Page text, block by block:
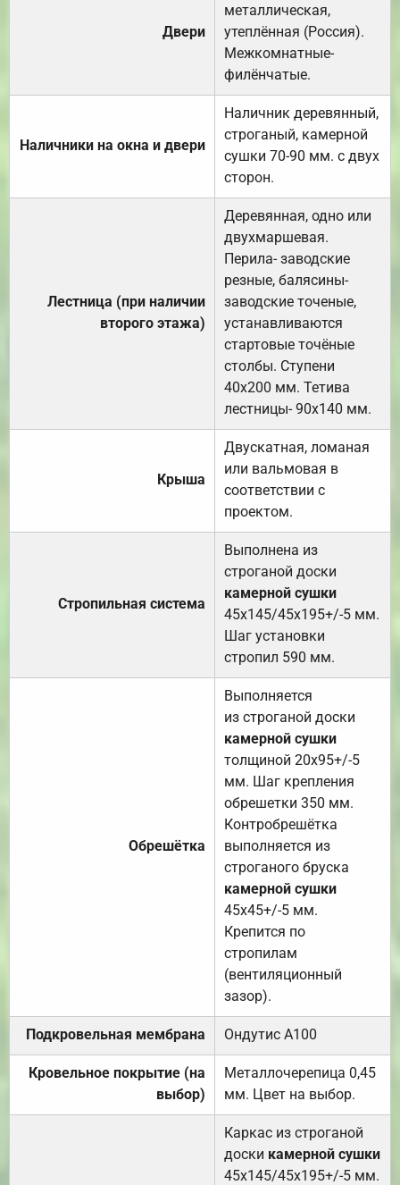
Двери
металлическая,
утеплённая (Россия).
Межкомнатные-
филёнчатые.
Наличники на окна и двери
Наличник деревянный,
строганый, камерной
сушки 70-90 мм. с двух
сторон.
Лестница (при наличии
второго этажа)
Деревянная, одно или
двухмаршевая.
Перила- заводские
резные, балясины-
заводские точеные,
устанавливаются
стартовые точёные
столбы. Ступени
40х200 мм. Тетива
лестницы- 90х140 мм.
Крыша
Двускатная, ломаная
или вальмовая в
соответствии с
проектом.
Стропильная система
Выполнена из
строганой доски
камерной сушки
45х145/45х195+/-5 мм.
Шаг установки
стропил 590 мм.
Обрешётка
Выполняется
из строганой доски
камерной сушки
толщиной 20х95+/-5
мм. Шаг крепления
обрешетки 350 мм.
Контробрешётка
выполняется из
строганого бруска
камерной сушки
45х45+/-5 мм.
Крепится по
стропилам
(вентиляционный
зазор).
Подкровельная мембрана Ондутис А100
Кровельное покрытие (на
выбор)
Металлочерепица 0,45
мм. Цвет на выбор.
Каркас из строганой
доски камерной сушки
45х145/45х195+/-5 мм.